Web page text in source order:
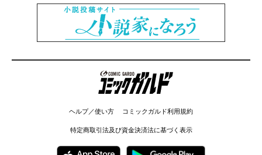
コミックガルド
ヘルプ／使い方 コミックガルド利用規約
特定商取引法及び資金決済法に基づく表示